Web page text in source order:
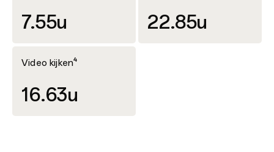
7.55u 22.85u
Video kijken⁴
16.63u